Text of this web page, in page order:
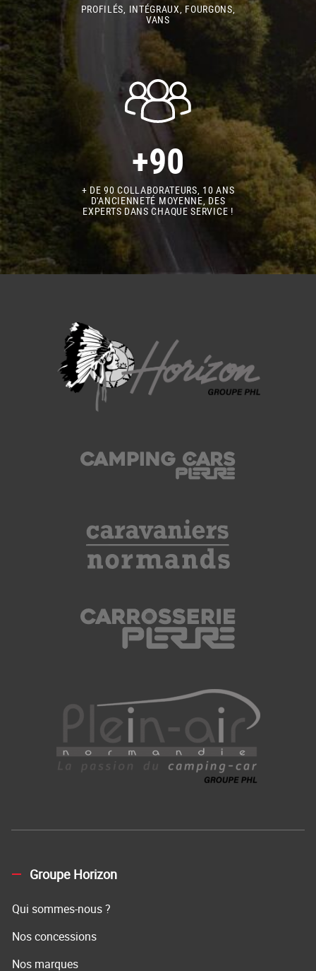
PROFILÉS, INTÉGRAUX, FOURGONS,
VANS
+90
+ DE 90 COLLABORATEURS, 10 ANS
D'ANCIENNETÉ MOYENNE, DES
EXPERTS DANS CHAQUE SERVICE !
Groupe Horizon
Qui sommes-nous ?
Nos concessions
Nos marques